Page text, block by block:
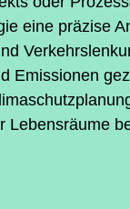
eine präzise
Emissionen
Lebensräume